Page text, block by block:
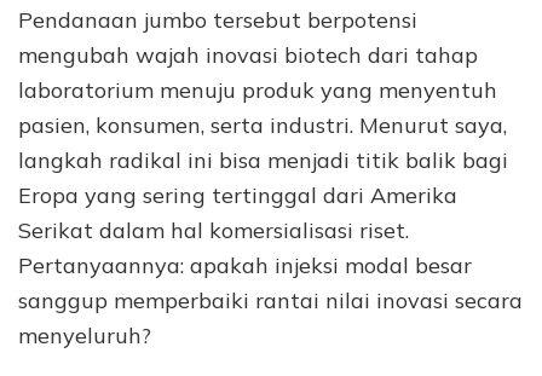
Pendanaan jumbo tersebut berpotensi
mengubah wajah inovasi biotech dari tahap
laboratorium menuju produk yang menyentuh
pasien, konsumen, serta industri. Menurut saya,
langkah radikal ini bisa menjadi titik balik bagi
Eropa yang sering tertinggal dari Amerika
Serikat dalam hal komersialisasi riset.
Pertanyaannya: apakah injeksi modal besar
sanggup memperbaiki rantai nilai inovasi secara
menyeluruh?